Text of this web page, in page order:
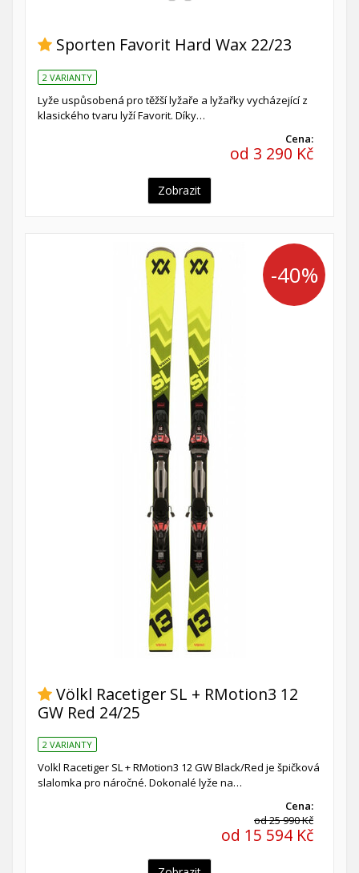
Sporten Favorit Hard Wax 22/23
2 VARIANTY
Lyže uspůsobená pro těžší lyžaře a lyžařky vycházející z
klasického tvaru lyží Favorit. Díky…
Cena:
od 3 290 Kč
Zobrazit
-40%
Völkl Racetiger SL + RMotion3 12
GW Red 24/25
2 VARIANTY
Volkl Racetiger SL + RMotion3 12 GW Black/Red je špičková
slalomka pro náročné. Dokonalé lyže na…
Cena:
od 25 990 Kč
od 15 594 Kč